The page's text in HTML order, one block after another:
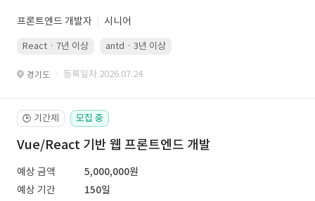
프론트엔드 개발자 시니어
React · 7년 이상 antd · 3년 이상
경기도 · 등록일자 2026.07.24.
🕒 기간제 모집 중
Vue/React 기반 웹 프론트엔드 개발
예상 금액
5,000,000원
예상 기간
150일